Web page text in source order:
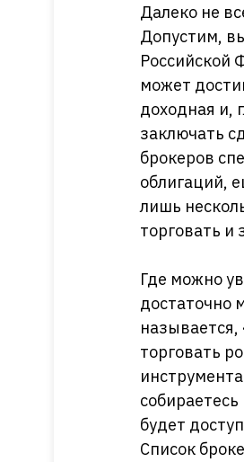
Далеко не
Допустим,
Российской
может
доходная и,
заключать
брокеров
облигаций,
лишь
торговать и
Где можно
достаточно
называется,
торговать
будет
Список